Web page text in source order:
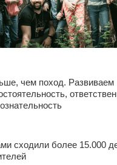
чем поход. Развиваем
сходили более 15.000